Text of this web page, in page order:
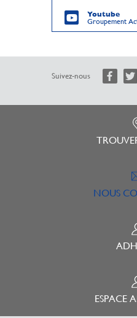
Youtube
Groupement
Suivez-nous
NOUS
ESPACE